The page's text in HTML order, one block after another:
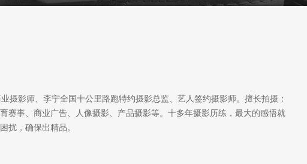
摄影师、李宁全国十公里路跑特约摄影总监、艺人签约摄影师。擅长拍摄：
赛事、商业广告、人像摄影、产品摄影等。十多年摄影历练，最大的感悟就
扰，确保出精品。